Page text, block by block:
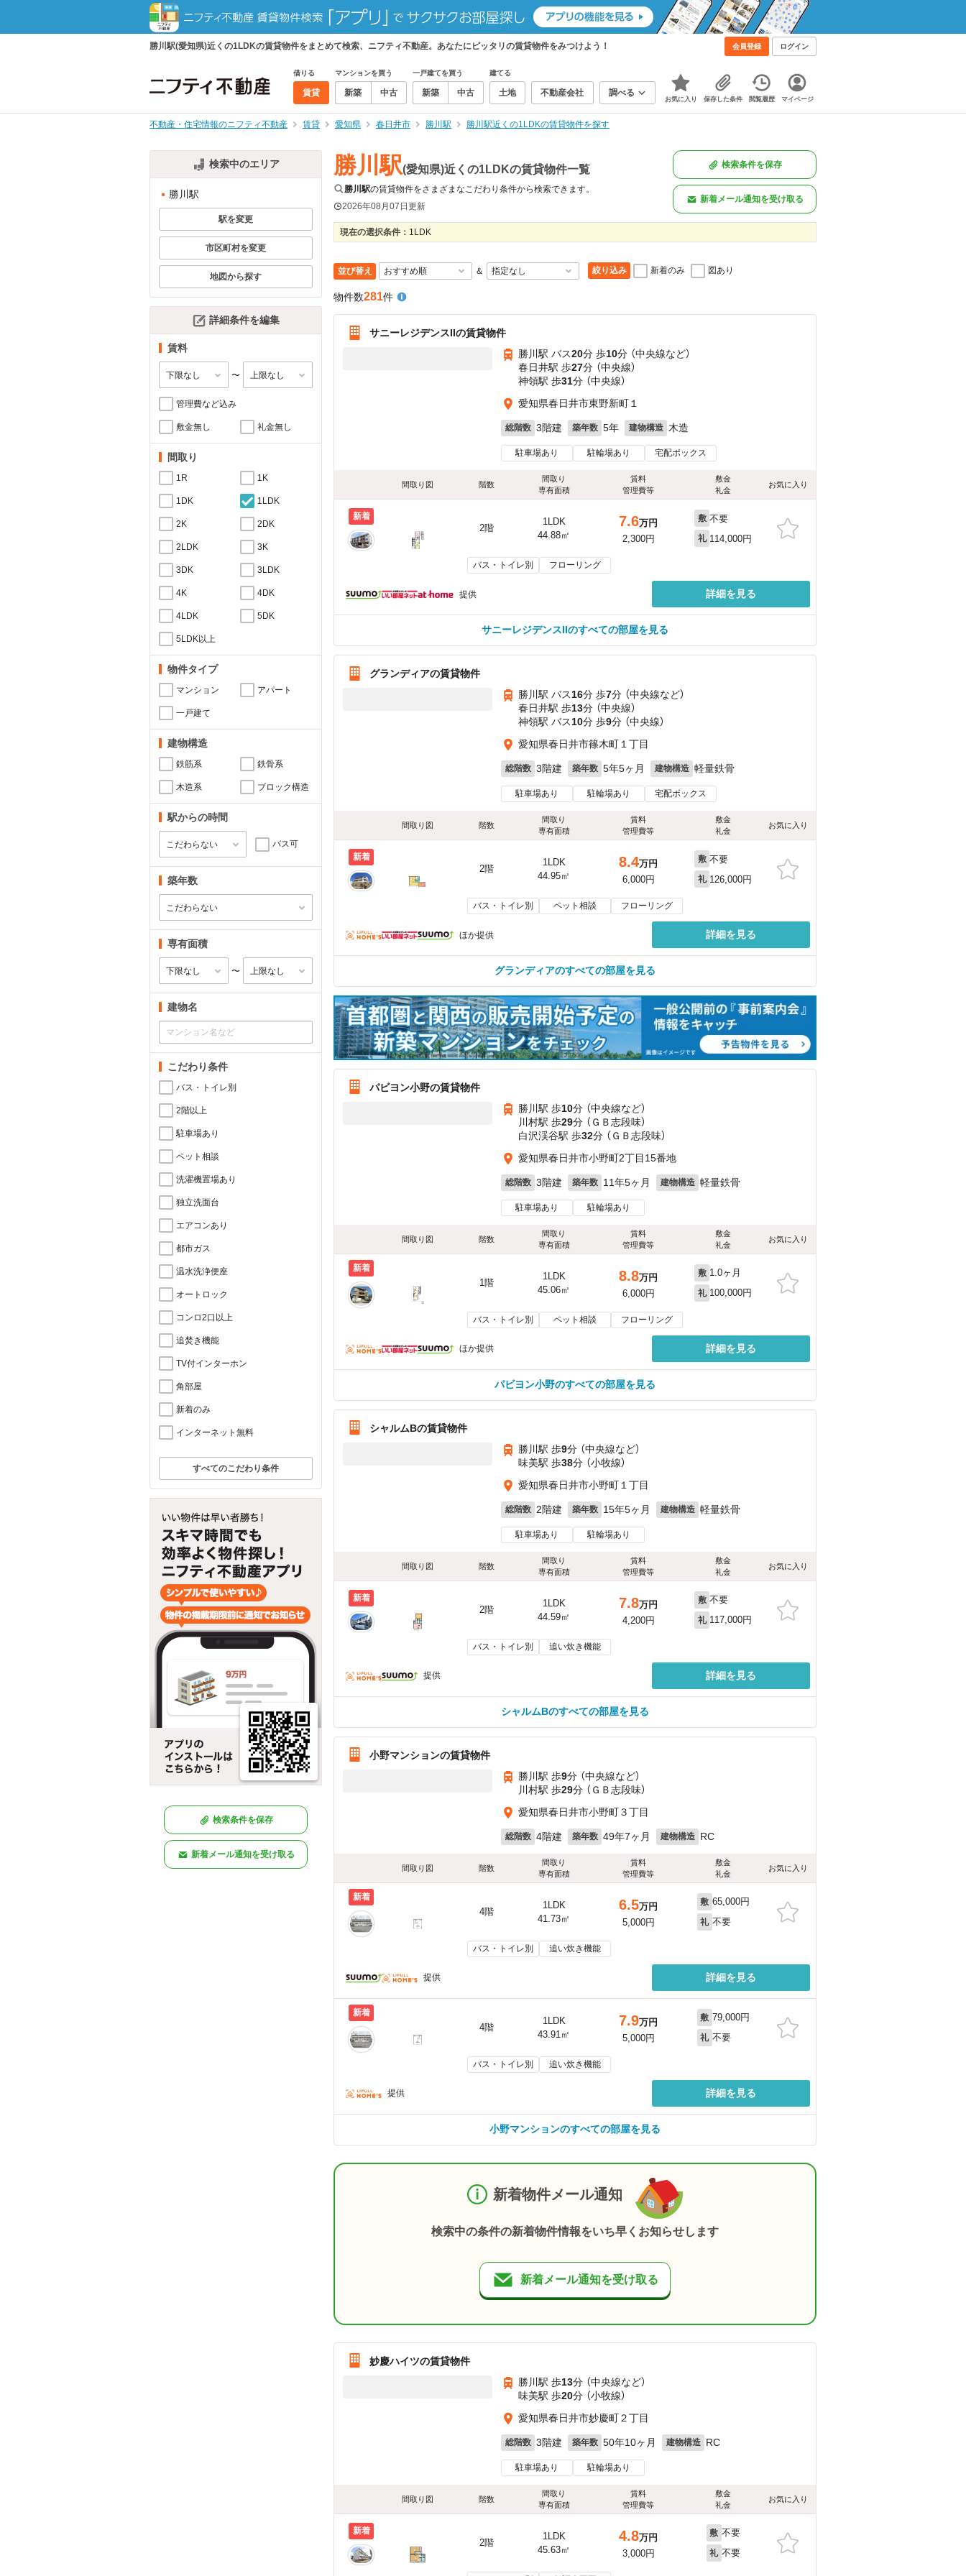
勝川駅(愛知県)近くの1LDKの賃貸物件をまとめて検索、ニフティ不動産。あなたにピッタリの賃貸物件をみつけよう！ 会員登録 ログイン
借りる
賃貸
マンションを買う
新築 中古
一戸建てを買う
新築 中古
建てる
土地 不動産会社 調べる
お気に入り 保存した条件 閲覧履歴 マイページ
不動産・住宅情報のニフティ不動産 賃貸 愛知県 春日井市 勝川駅 勝川駅近くの1LDKの賃貸物件を探す
検索中のエリア
勝川駅
駅を変更
市区町村を変更
地図から探す
詳細条件を編集
賃料
〜
管理費など込み
敷金無し 礼金無し
間取り
1R 1K
1DK 1LDK
2K 2DK
2LDK 3K
3DK 3LDK
4K 4DK
4LDK 5DK
5LDK以上
物件タイプ
マンション アパート
一戸建て
建物構造
鉄筋系 鉄骨系
木造系 ブロック構造
駅からの時間
バス可
築年数
専有面積
〜
建物名
こだわり条件
バス・トイレ別
2階以上
駐車場あり
ペット相談
洗濯機置場あり
独立洗面台
エアコンあり
都市ガス
温水洗浄便座
オートロック
コンロ2口以上
追焚き機能
TV付インターホン
角部屋
新着のみ
インターネット無料
すべてのこだわり条件
検索条件を保存
新着メール通知を受け取る
勝川駅(愛知県)近くの1LDKの賃貸物件一覧
勝川駅の賃貸物件をさまざまなこだわり条件から検索できます。
2026年08月07日更新
検索条件を保存
新着メール通知を受け取る
現在の選択条件： 1LDK
並び替え ＆ 絞り込み 新着のみ 図あり
物件数281件
サニーレジデンスIIの賃貸物件
勝川駅 バス20分 歩10分 （中央線など）
春日井駅 歩27分 （中央線）
神領駅 歩31分 （中央線）
愛知県春日井市東野新町１
総階数 3階建 築年数 5年 建物構造 木造
駐車場あり 駐輪場あり 宅配ボックス
間取り図 階数
間取り
専有面積
賃料
管理費等
敷金
礼金
お気に入り
新着
2階
1LDK
44.88㎡
7.6万円
2,300円
敷 不要
礼 114,000円
バス・トイレ別 フローリング
提供 詳細を見る
サニーレジデンスIIのすべての部屋を見る
グランディアの賃貸物件
勝川駅 バス16分 歩7分 （中央線など）
春日井駅 歩13分 （中央線）
神領駅 バス10分 歩9分 （中央線）
愛知県春日井市篠木町１丁目
総階数 3階建 築年数 5年5ヶ月 建物構造 軽量鉄骨
駐車場あり 駐輪場あり 宅配ボックス
間取り図 階数
間取り
専有面積
賃料
管理費等
敷金
礼金
お気に入り
新着
2階
1LDK
44.95㎡
8.4万円
6,000円
敷 不要
礼 126,000円
バス・トイレ別 ペット相談 フローリング
ほか提供 詳細を見る
グランディアのすべての部屋を見る
パビヨン小野の賃貸物件
勝川駅 歩10分 （中央線など）
川村駅 歩29分 （ＧＢ志段味）
白沢渓谷駅 歩32分 （ＧＢ志段味）
愛知県春日井市小野町2丁目15番地
総階数 3階建 築年数 11年5ヶ月 建物構造 軽量鉄骨
駐車場あり 駐輪場あり
間取り図 階数
間取り
専有面積
賃料
管理費等
敷金
礼金
お気に入り
新着
1階
1LDK
45.06㎡
8.8万円
6,000円
敷 1.0ヶ月
礼 100,000円
バス・トイレ別 ペット相談 フローリング
ほか提供 詳細を見る
パビヨン小野のすべての部屋を見る
シャルムBの賃貸物件
勝川駅 歩9分 （中央線など）
味美駅 歩38分 （小牧線）
愛知県春日井市小野町１丁目
総階数 2階建 築年数 15年5ヶ月 建物構造 軽量鉄骨
駐車場あり 駐輪場あり
間取り図 階数
間取り
専有面積
賃料
管理費等
敷金
礼金
お気に入り
新着
2階
1LDK
44.59㎡
7.8万円
4,200円
敷 不要
礼 117,000円
バス・トイレ別 追い炊き機能
提供 詳細を見る
シャルムBのすべての部屋を見る
小野マンションの賃貸物件
勝川駅 歩9分 （中央線など）
川村駅 歩29分 （ＧＢ志段味）
愛知県春日井市小野町３丁目
総階数 4階建 築年数 49年7ヶ月 建物構造 RC
間取り図 階数
間取り
専有面積
賃料
管理費等
敷金
礼金
お気に入り
新着
4階
1LDK
41.73㎡
6.5万円
5,000円
敷 65,000円
礼 不要
バス・トイレ別 追い炊き機能
提供 詳細を見る
新着
4階
1LDK
43.91㎡
7.9万円
5,000円
敷 79,000円
礼 不要
バス・トイレ別 追い炊き機能
提供 詳細を見る
小野マンションのすべての部屋を見る
新着物件メール通知
検索中の条件の新着物件情報をいち早くお知らせします
新着メール通知を受け取る
妙慶ハイツの賃貸物件
勝川駅 歩13分 （中央線など）
味美駅 歩20分 （小牧線）
愛知県春日井市妙慶町２丁目
総階数 3階建 築年数 50年10ヶ月 建物構造 RC
駐車場あり 駐輪場あり
間取り図 階数
間取り
専有面積
賃料
管理費等
敷金
礼金
お気に入り
新着
2階
1LDK
45.63㎡
4.8万円
3,000円
敷 不要
礼 不要